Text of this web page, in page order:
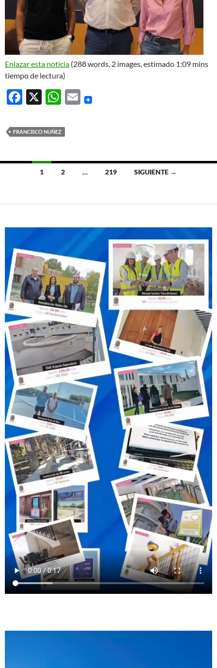
Enlazar esta noticia (288 words, 2 images, estimado 1:09 mins
tiempo de lectura)
F
e
b
o
X
W
at
s
A
p
E
FRANCISCO NUÑEZ
las
1 2 … 219 SIGUIENTE →